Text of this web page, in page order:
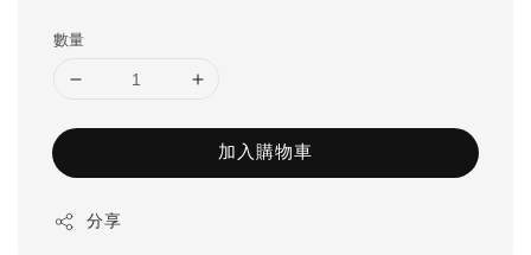
數量
加入購物車
分享